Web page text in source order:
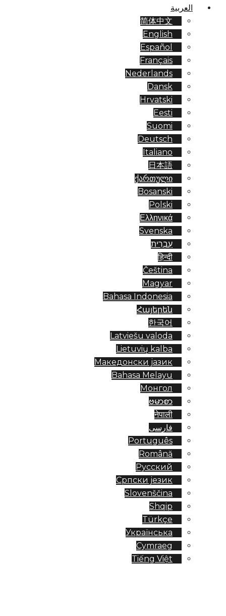
العربية
简体中文
English
Español
Français
Nederlands
Dansk
Hrvatski
Eesti
Suomi
Deutsch
Italiano
日本語
ქართული
Bosanski
Polski
Ελληνικά
Svenska
עִבְרִית
हिन्दी
Čeština
Magyar
Bahasa Indonesia
Հայերեն
한국어
Latviešu valoda
Lietuvių kalba
Македонски јазик
Bahasa Melayu
Монгол
ဗမာစာ
नेपाली
فارسی
Português
Română
Русский
Српски језик
Slovenščina
Shqip
Türkçe
Українська
Cymraeg
Tiếng Việt